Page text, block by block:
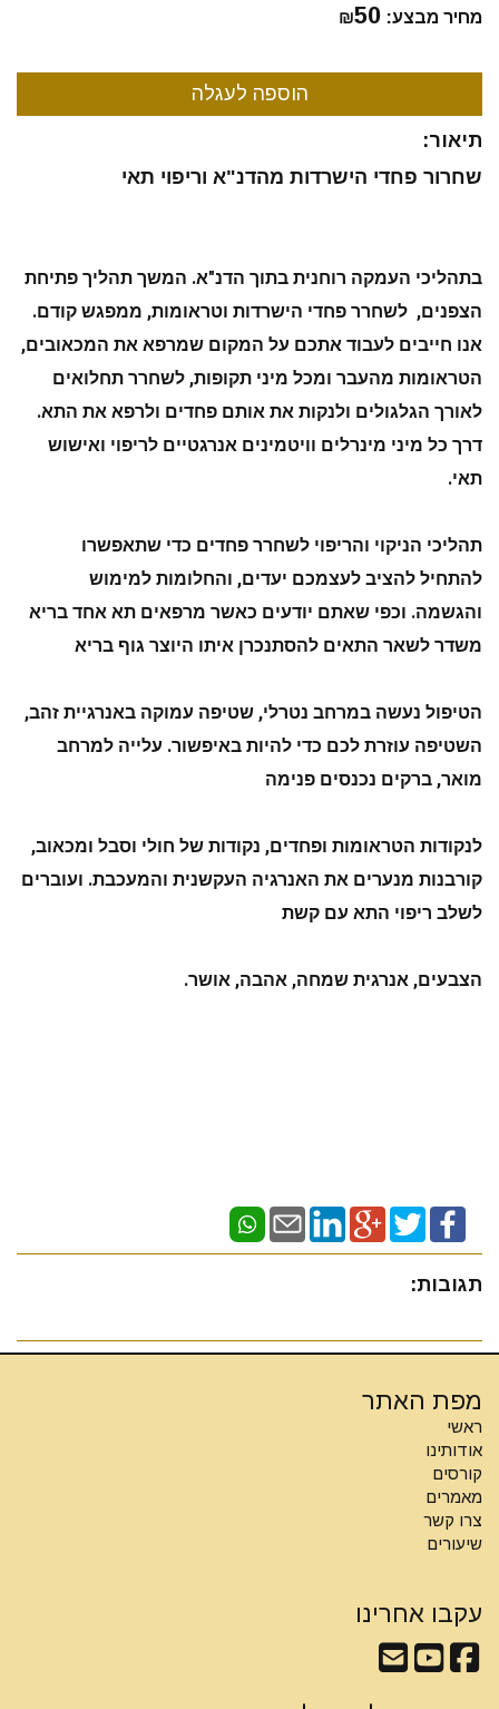
מחיר מבצע: ₪50
תיאור:
שחרור פחדי הישרדות מהדנ"א וריפוי תאי
בתהליכי העמקה רוחנית בתוך הדנ"א. המשך תהליך
הצפנים, לשחרר
תאי.
משדר לשאר התאים להסתנכרן איתו היוצר גוף בריא
מואר, ברקים נכנסים פנימה
לשלב ריפוי התא עם קשת
הצבעים, אנרגית שמחה, אהבה, אושר.
תגובות:
מפת האתר
ראשי
אודותינו
קורסים
מאמרים
צרו קשר
שיעורים
עקבו אחרינו